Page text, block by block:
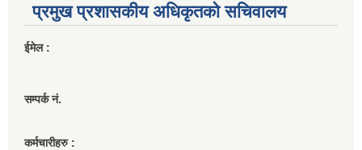
प्रमुख प्रशासकीय अधिकृतको सचिवालय
ईमेल :
सम्पर्क नं.
कर्मचारीहरु :